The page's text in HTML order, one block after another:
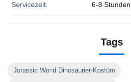
Servicezeit: 6-8 Stunden
Tags
Jurassic World Dinosaurier-Kostüm